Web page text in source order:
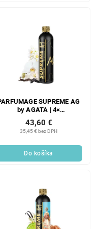
SUPREME AG
by AGATA | 4×
pranie | 300 ml | 60 praní
35,45 € bez DPH
43,60 €
Do košíka